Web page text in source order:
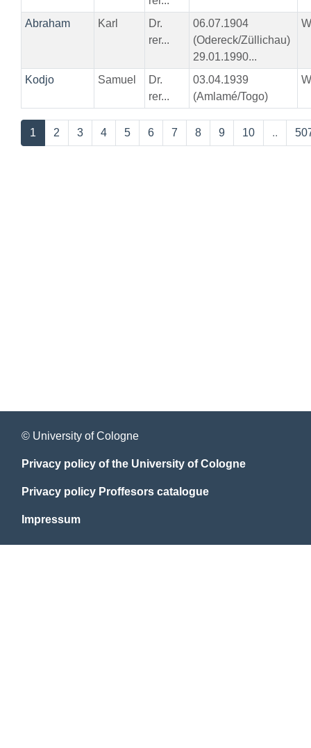
Abraham Karl
Dr.
rer...
06.07.1904
(Odereck/Züllichau)
29.01.1990...
Kodjo Samuel
Dr.
rer...
03.04.1939
(Amlamé/Togo)
1 2 3 4 5 6 7 8 9 10 ..
© University of Cologne
Privacy policy of the University of Cologne
Privacy policy Proffesors catalogue
Impressum